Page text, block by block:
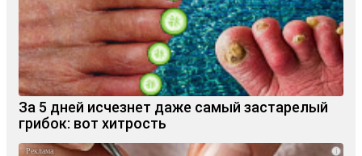
За 5 дней исчезнет даже самый застарелый
грибок: вот хитрость
i